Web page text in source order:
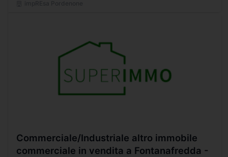
Commerciale/Industriale altro immobile
commerciale in vendita a Fontanafredda -